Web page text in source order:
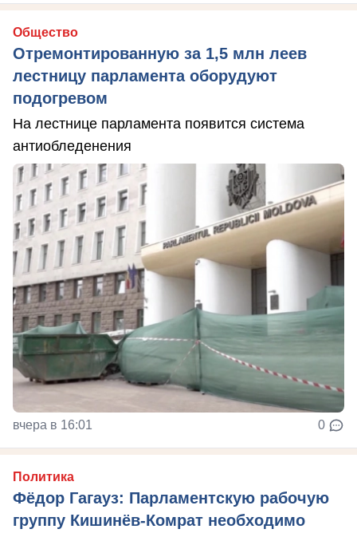
Общество
Отремонтированную за 1,5 млн леев
лестницу парламента оборудуют
подогревом
На лестнице парламента появится система
антиобледенения
вчера в 16:01 0
Политика
Фёдор Гагауз: Парламентскую рабочую
группу Кишинёв-Комрат необходимо